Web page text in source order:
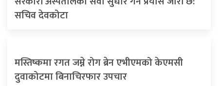
सचिव देवकोटा
मस्तिष्कमा रगत जम्ने रोग ब्रेन एभीएमको केएमसी
दुवाकोटमा बिनाचिरफार उपचार